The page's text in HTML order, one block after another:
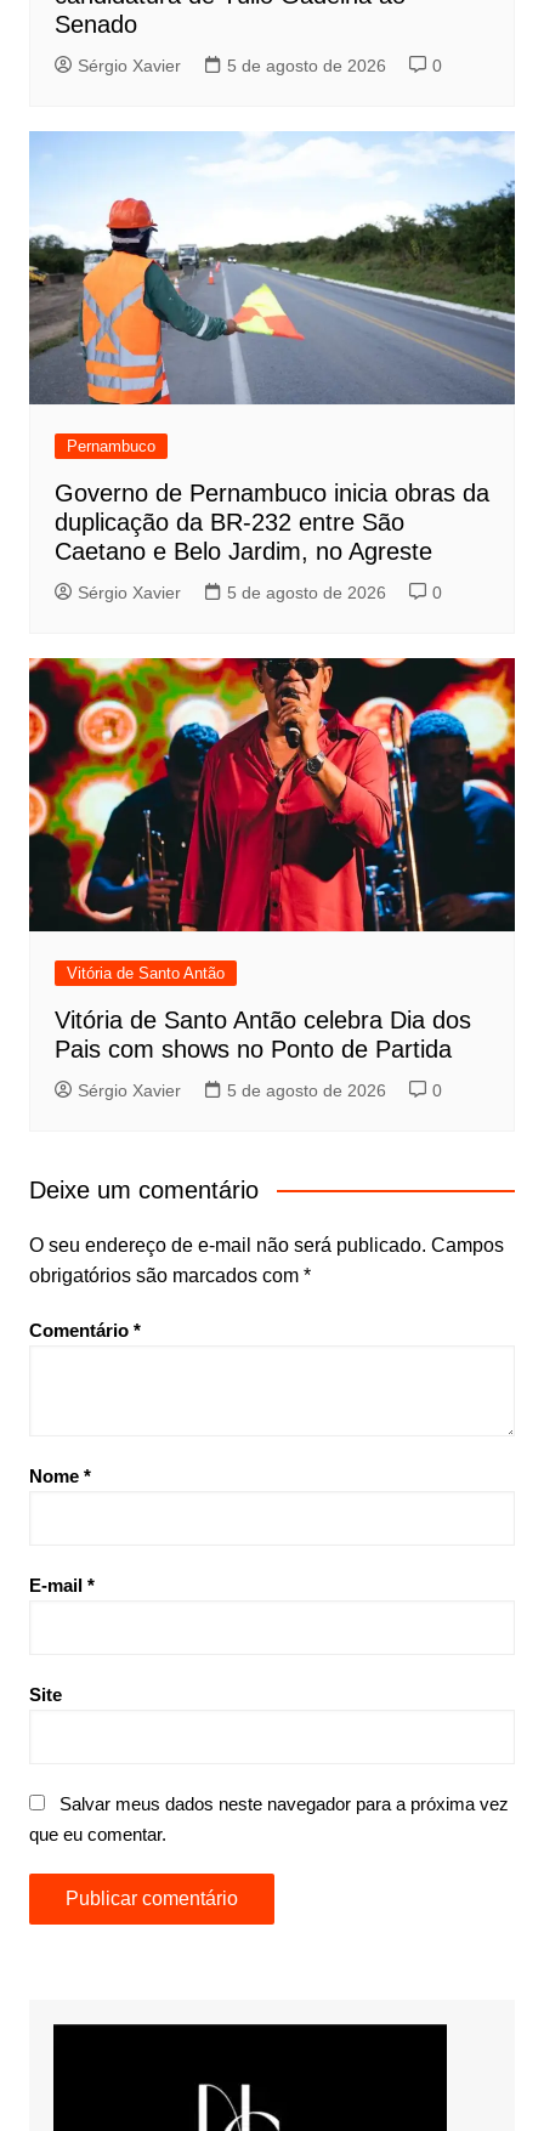
Senado
Sérgio Xavier 5 de agosto de 2026 0
Pernambuco
Governo de Pernambuco inicia obras da
duplicação da BR-232 entre São
Caetano e Belo Jardim, no Agreste
Sérgio Xavier 5 de agosto de 2026 0
Vitória de Santo Antão
Vitória de Santo Antão celebra Dia dos
Pais com shows no Ponto de Partida
Sérgio Xavier 5 de agosto de 2026 0
Deixe um comentário
O seu endereço de e-mail não será publicado. Campos
obrigatórios são marcados com *
Comentário *
Nome *
E-mail *
Site
Salvar meus dados neste navegador para a próxima vez
que eu comentar.